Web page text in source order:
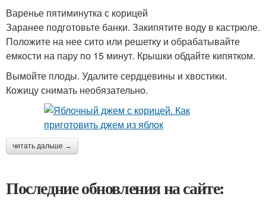
Варенье пятиминутка с корицей
Заранее подготовьте банки. Закипятите воду в кастрюле.
Положите на нее сито или решетку и обрабатывайте
емкости на пару по 15 минут. Крышки обдайте кипятком.
Вымойте плоды. Удалите сердцевины и хвостики.
Кожицу снимать необязательно.
читать дальше →
Последние обновления на сайте: